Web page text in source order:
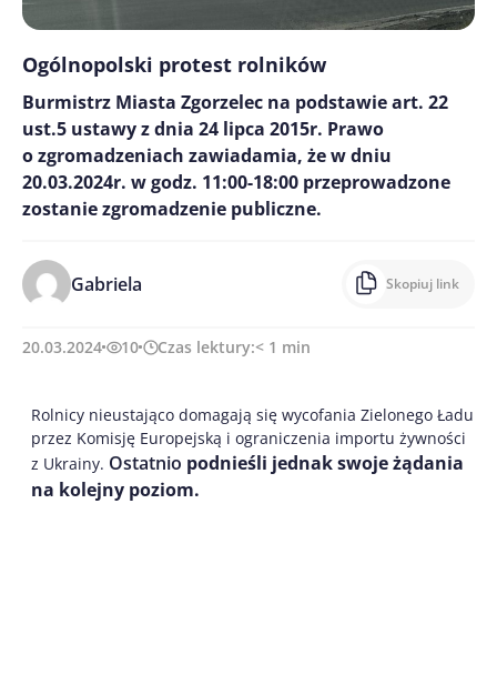
Ogólnopolski protest rolników
Burmistrz Miasta Zgorzelec na podstawie art. 22
ust.5 ustawy z dnia 24 lipca 2015r. Prawo
o zgromadzeniach zawiadamia, że w dniu
20.03.2024r. w godz. 11:00-18:00 przeprowadzone
zostanie zgromadzenie publiczne.
Gabriela Skopiuj link
20.03.2024 10 Czas lektury:< 1 min
Rolnicy nieustająco domagają się wycofania Zielonego Ładu
przez Komisję Europejską i ograniczenia importu żywności
z Ukrainy. Ostatnio podnieśli jednak swoje żądania
na kolejny poziom.